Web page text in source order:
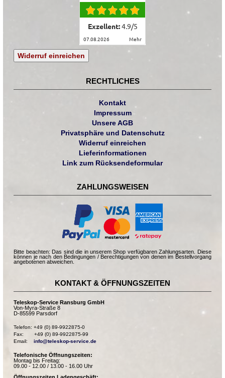
Exzellent:4.9/5
07.08.2026 mehr
Widerruf einreichen
RECHTLICHES
Kontakt
Impressum
Unsere AGB
Privatsphäre und Datenschutz
Widerruf einreichen
Lieferinformationen
Link zum Rücksendeformular
ZAHLUNGSWEISEN
Bitte beachten: Das sind die in unserem Shop verfügbaren Zahlungsarten. Diese
können je nach den Bedingungen / Berechtigungen von denen im Bestellvorgang
angebotenen abweichen.
KONTAKT & ÖFFNUNGSZEITEN
Teleskop-Service Ransburg GmbH
Von-Myra-Straße 8
D-85599 Parsdorf
Telefon: +49 (0) 89-9922875-0
Fax:       +49 (0) 89-9922875-99
Email: info@teleskop-service.de
Telefonische Öffnungszeiten:
Montag bis Freitag:
09.00 - 12.00 / 13.00 - 16.00 Uhr